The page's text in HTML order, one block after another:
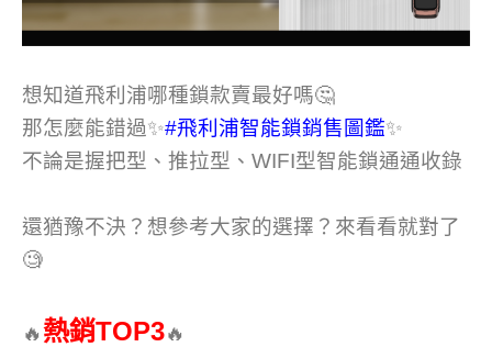
想知道飛利浦哪種鎖款賣最好嗎🤔
那怎麼能錯過✨#飛利浦智能鎖銷售圖鑑✨
不論是握把型、推拉型、WIFI型智能鎖通通收錄
還猶豫不決？想參考大家的選擇？來看看就對了
🧐
🔥熱銷TOP3🔥